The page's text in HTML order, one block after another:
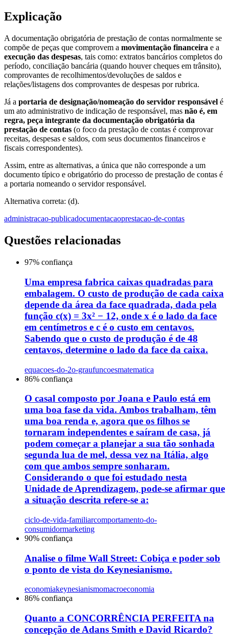
Explicação
A documentação obrigatória de prestação de contas normalmente se
compõe de peças que comprovem a movimentação financeira e a
execução das despesas, tais como: extratos bancários completos do
período, conciliação bancária (quando houver cheques em trânsito),
comprovantes de recolhimentos/devoluções de saldos e
relações/listagens dos comprovantes de despesas por rubrica.
Já a portaria de designação/nomeação do servidor responsável é
um ato administrativo de indicação de responsável, mas não é, em
regra, peça integrante da documentação obrigatória da
prestação de contas (o foco da prestação de contas é comprovar
receitas, despesas e saldos, com seus documentos financeiros e
fiscais correspondentes).
Assim, entre as alternativas, a única que não corresponde a um
documento típico e obrigatório do processo de prestação de contas é
a portaria nomeando o servidor responsável.
Alternativa correta: (d).
administracao-publicadocumentacaoprestacao-de-contas
Questões relacionadas
97% confiança
Uma empresa fabrica caixas quadradas para
embalagem. O custo de produção de cada caixa
depende da área da face quadrada, dada pela
função c(x) = 3x² − 12, onde x é o lado da face
em centímetros e c é o custo em centavos.
Sabendo que o custo de produção é de 48
centavos, determine o lado da face da caixa.
equacoes-do-2o-graufuncoesmatematica
86% confiança
O casal composto por Joana e Paulo está em
uma boa fase da vida. Ambos trabalham, têm
uma boa renda e, agora que os filhos se
tornaram independentes e saíram de casa, já
podem começar a planejar a sua tão sonhada
segunda lua de mel, dessa vez na Itália, algo
com que ambos sempre sonharam.
Considerando o que foi estudado nesta
Unidade de Aprendizagem, pode-se afirmar que
a situação descrita refere-se a:
ciclo-de-vida-familiarcomportamento-do-
consumidormarketing
90% confiança
Analise o filme Wall Street: Cobiça e poder sob
o ponto de vista do Keynesianismo.
economiakeynesianismomacroeconomia
86% confiança
Quanto a CONCORRÊNCIA PERFEITA na
concepção de Adans Smith e David Ricardo?